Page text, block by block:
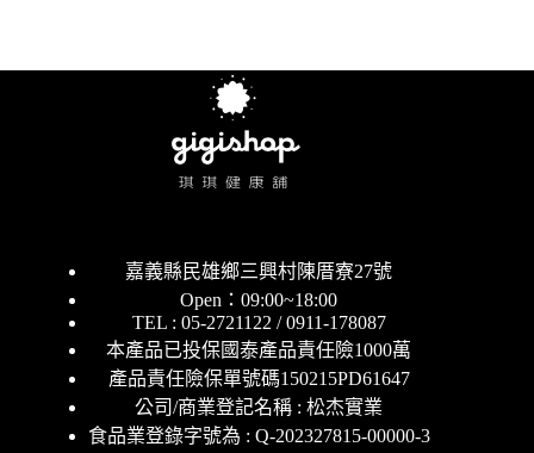
嘉義縣民雄鄉三興村陳厝寮27號
Open：09:00~18:00
TEL : 05-2721122 / 0911-178087
本產品已投保國泰產品責任險1000萬
產品責任險保單號碼150215PD61647
公司/商業登記名稱 : 松杰實業
食品業登錄字號為 : Q-202327815-00000-3